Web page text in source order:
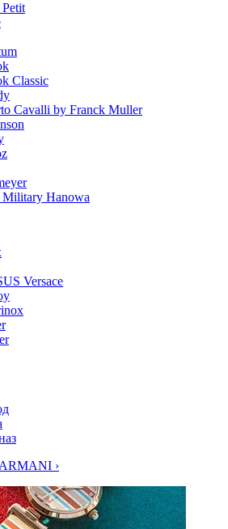
Classic
Cavalli by Franck Muller
Military Hanowa
Versace
›